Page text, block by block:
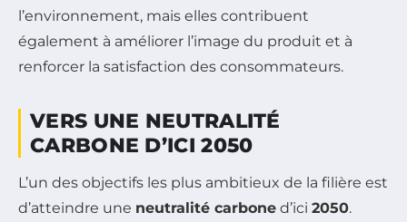
l’environnement, mais elles contribuent
également à améliorer l’image du produit et à
renforcer la satisfaction des consommateurs.
VERS UNE NEUTRALITÉ
CARBONE D’ICI 2050
L’un des objectifs les plus ambitieux de la filière est
d’atteindre une neutralité carbone d’ici 2050.